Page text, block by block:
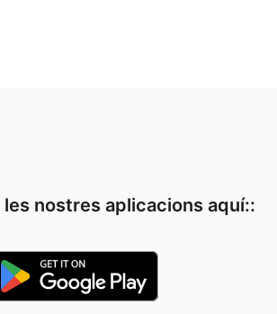
nostres aplicacions aquí::